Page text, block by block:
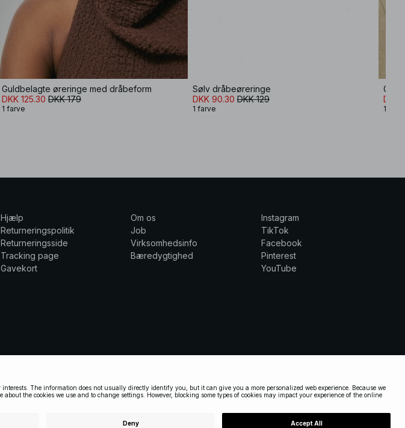
Guldbelagte øreringe med dråbeform
DKK 125.30 DKK 179
1 farve
Sølv dråbeøreringe
DKK 90.30 DKK 129
1 farve
DKK
1
Hjælp
Returneringspolitik
Returneringsside
Tracking page
Gavekort
Om os
Job
Virksomhedsinfo
Bæredygtighed
Instagram
TikTok
Facebook
Pinterest
YouTube